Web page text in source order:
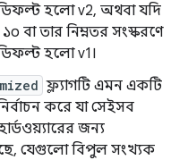
হলো v2, অথবা যদি
বা তার নিম্নতর সংস্করণে
হলো v1।
ফ্ল্যাগটি এমন একটি
করে যা সেইসব
জন্য
যেগুলো বিপুল সংখ্যক